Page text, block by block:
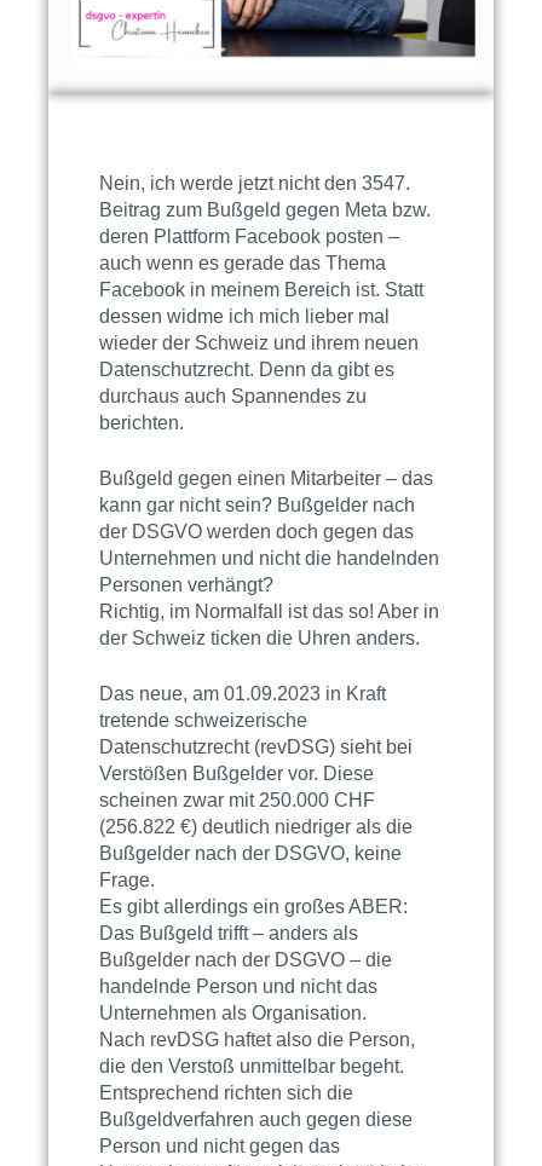
Nein, ich werde jetzt nicht den 3547.
Beitrag zum Bußgeld gegen Meta bzw.
deren Plattform Facebook posten –
auch wenn es gerade das Thema
Facebook in meinem Bereich ist. Statt
dessen widme ich mich lieber mal
wieder der Schweiz und ihrem neuen
Datenschutzrecht. Denn da gibt es
durchaus auch Spannendes zu
berichten.
Bußgeld gegen einen Mitarbeiter – das
kann gar nicht sein? Bußgelder nach
der DSGVO werden doch gegen das
Unternehmen und nicht die handelnden
Personen verhängt?
Richtig, im Normalfall ist das so! Aber in
der Schweiz ticken die Uhren anders.
Das neue, am 01.09.2023 in Kraft
tretende schweizerische
Datenschutzrecht (revDSG) sieht bei
Verstößen Bußgelder vor. Diese
scheinen zwar mit 250.000 CHF
(256.822 €) deutlich niedriger als die
Bußgelder nach der DSGVO, keine
Frage.
Es gibt allerdings ein großes ABER:
Das Bußgeld trifft – anders als
Bußgelder nach der DSGVO – die
handelnde Person und nicht das
Unternehmen als Organisation.
Nach revDSG haftet also die Person,
die den Verstoß unmittelbar begeht.
Entsprechend richten sich die
Bußgeldverfahren auch gegen diese
Person und nicht gegen das